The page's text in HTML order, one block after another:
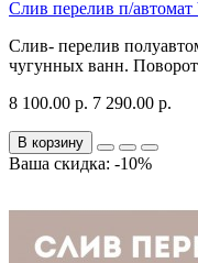
Слив перелив п/
Слив- перелив
чугунных ванн.
8 100.00 р. 7 290.00 р.
В корзину
Ваша скидка: -10%